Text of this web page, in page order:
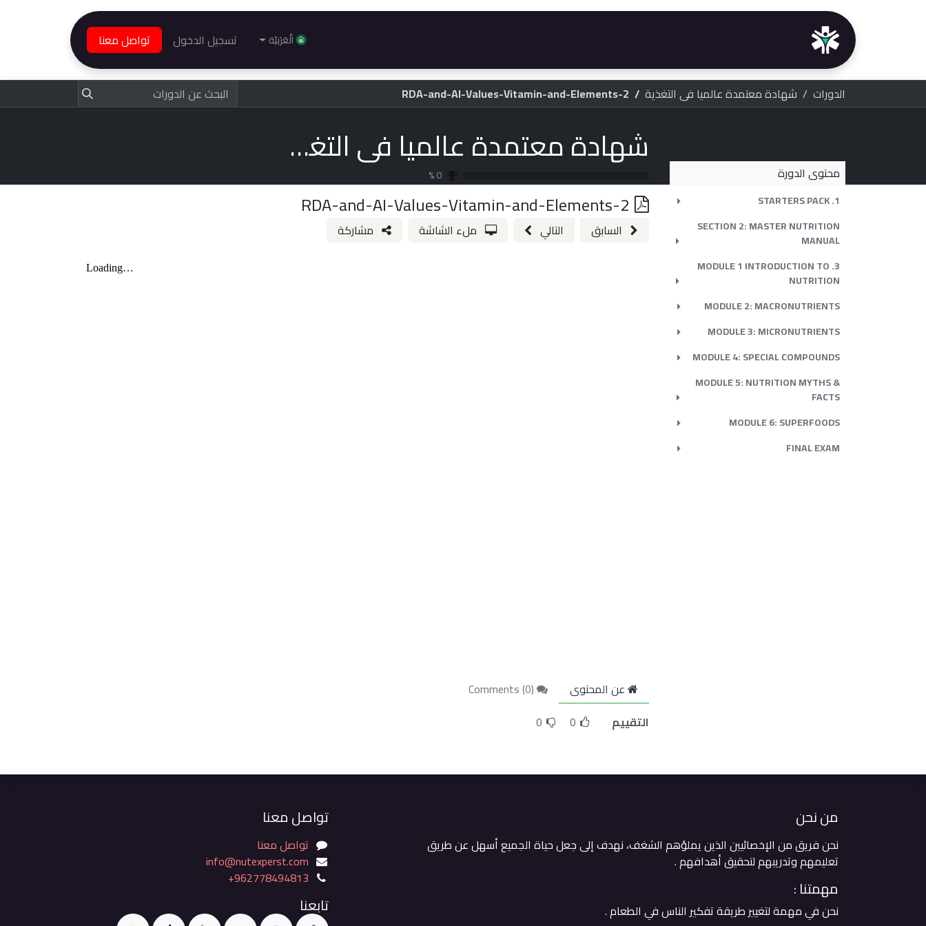
تخطي للذهاب إلى المحتوى
الْعَرَبيّة تسجيل الدخول تواصل معنا
الدورات شهادة معتمدة عالميا في التغذية 2-RDA-and-AI-Values-Vitamin-and-Elements
شهادة معتمدة عالميا في التغذية
0
% محتوى الدورة
1. STARTERS PACK
SECTION 2: MASTER NUTRITION
MANUAL
3. MODULE 1 INTRODUCTION TO
NUTRITION
MODULE 2: MACRONUTRIENTS
MODULE 3: MICRONUTRIENTS
MODULE 4: SPECIAL COMPOUNDS
MODULE 5: NUTRITION MYTHS &
FACTS
MODULE 6: SUPERFOODS
FINAL EXAM
2-RDA-and-AI-Values-Vitamin-and-Elements
السابق التالي ملء الشاشة مشاركة
عن المحتوى 0)
التقييم
0
0
من نحن
نحن فريق من الإخصائيين الذين يملؤهم الشغف، نهدف إلى جعل حياة الجميع أسهل عن طريق
تعليمهم وتدريبهم لتحقيق أهدافهم . ​
مهمتنا :
نحن في مهمة لتغيير طريقة تفكير الناس في الطعام .
تواصل معنا
تواصل معنا
info@nutexperst.com
+962778494813
تابعنا